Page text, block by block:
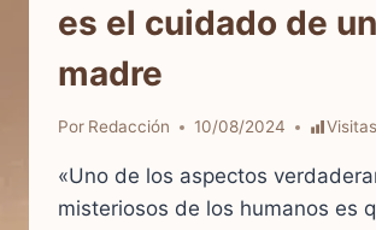
es el cuidado de
madre
Por Redacción 10/08/2024
«Uno de los aspectos
misteriosos de los humanos es